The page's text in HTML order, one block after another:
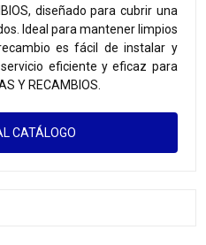
diseñado para cubrir una
Ideal para mantener limpios
es fácil de instalar y
eficiente y eficaz para
Y RECAMBIOS.
CATÁLOGO